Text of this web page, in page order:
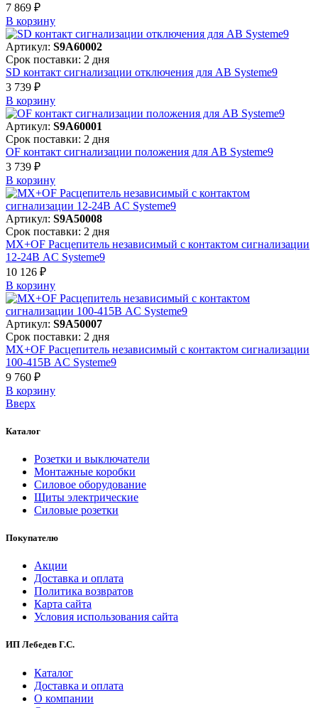
7 869 ₽
В корзинy
Артикул: S9A60002
Срок поставки: 2 дня
SD контакт сигнализации отключения для АВ Systeme9
3 739 ₽
В корзинy
Артикул: S9A60001
Срок поставки: 2 дня
OF контакт сигнализации положения для АВ Systeme9
3 739 ₽
В корзинy
Артикул: S9A50008
Срок поставки: 2 дня
MX+OF Расцепитель независимый с контактом сигнализации
12-24В AC Systeme9
10 126 ₽
В корзинy
Артикул: S9A50007
Срок поставки: 2 дня
MX+OF Расцепитель независимый с контактом сигнализации
100-415В AC Systeme9
9 760 ₽
В корзинy
Вверх
Каталог
Розетки и выключатели
Монтажные коробки
Силовое оборудование
Щиты электрические
Силовые розетки
Покупателю
Акции
Доставка и оплата
Политика возвратов
Карта сайта
Условия использования сайта
ИП Лебедев Г.С.
Каталог
Доставка и оплата
О компании